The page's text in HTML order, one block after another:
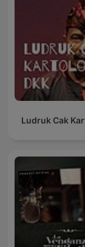
Ludruk Cak